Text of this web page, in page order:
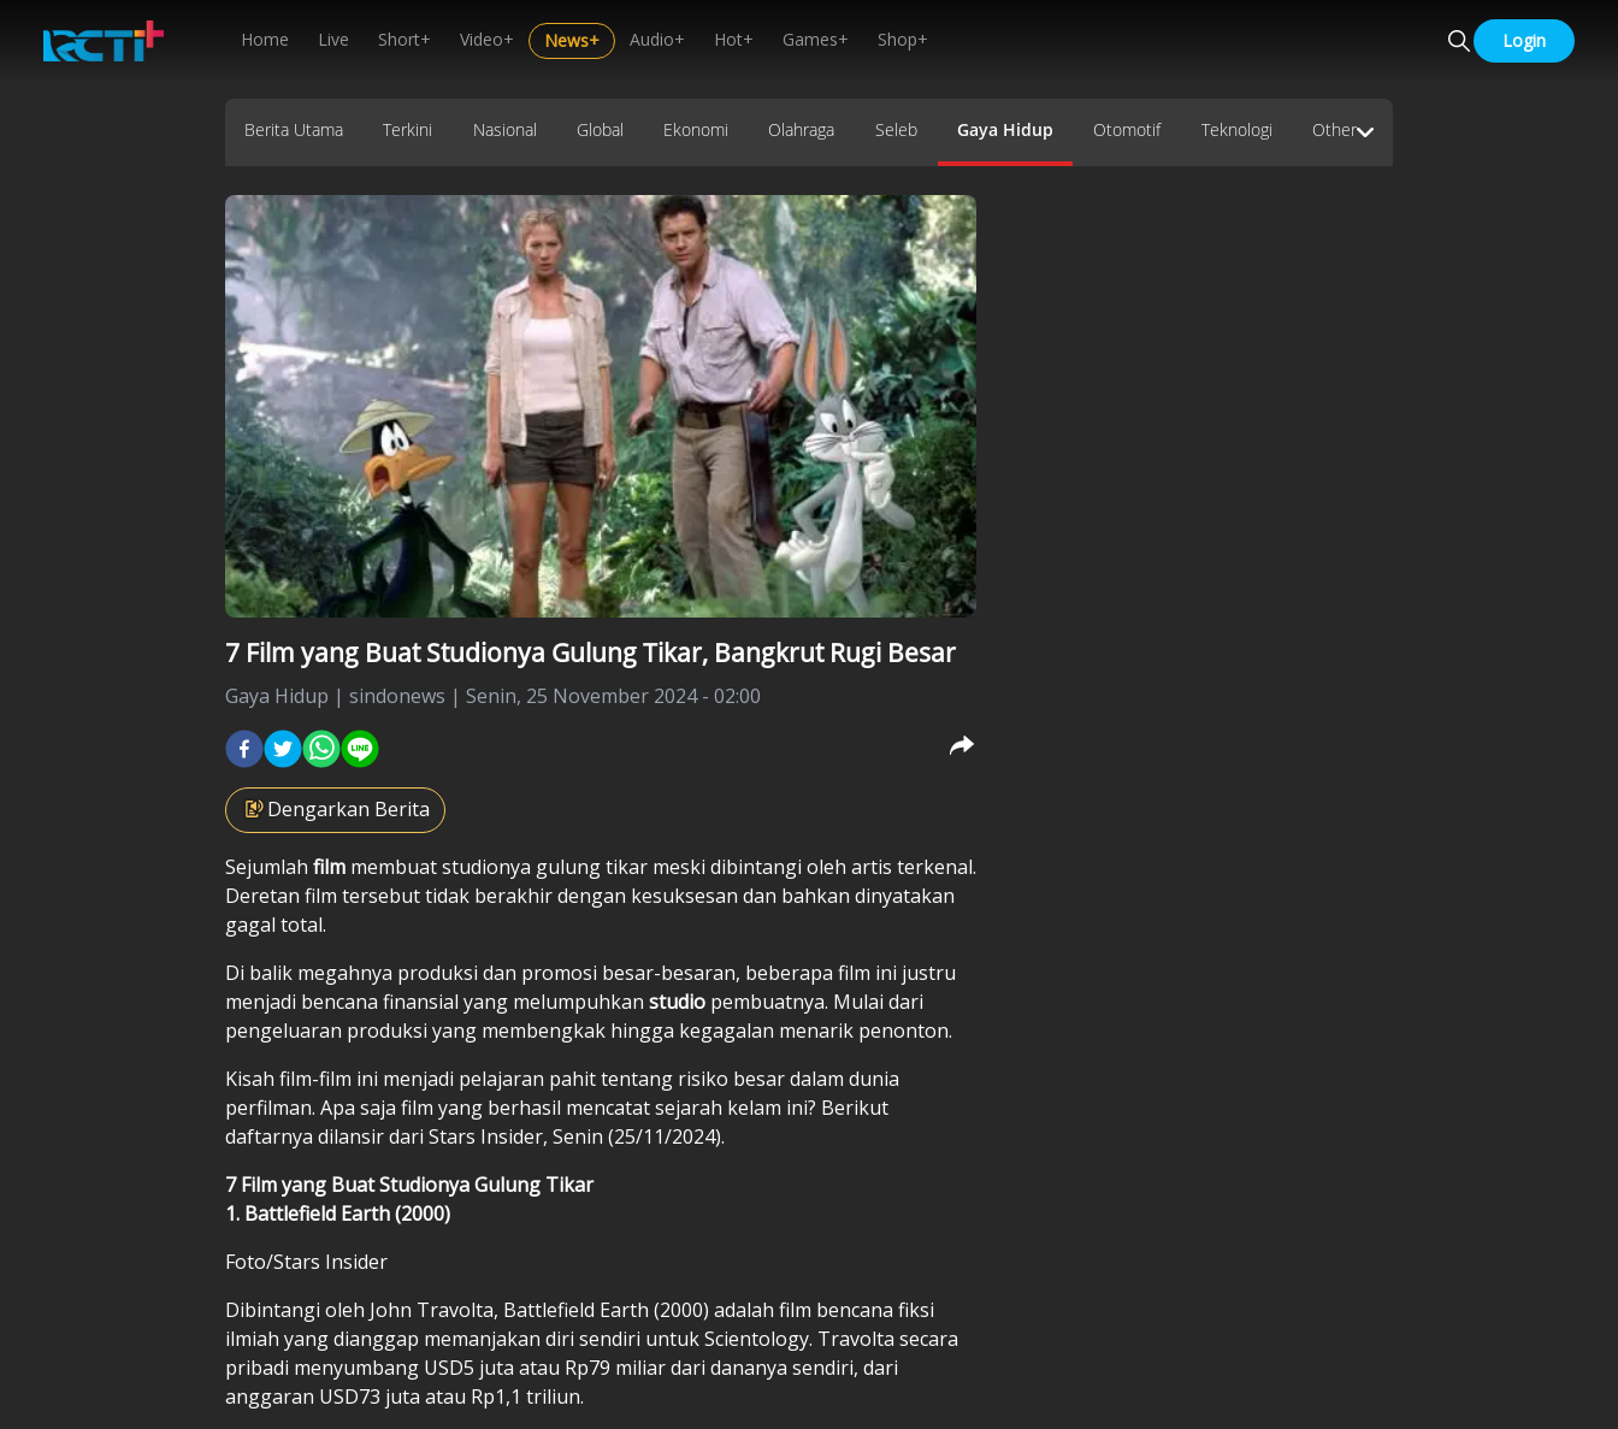
Home Live Short+ Video+ News+ Audio+ Hot+ Games+ Shop+ Login
Berita Utama Terkini Nasional Global Ekonomi Olahraga Seleb Gaya Hidup Otomotif Teknologi Other
7 Film yang Buat Studionya Gulung Tikar, Bangkrut Rugi Besar
Gaya Hidup | sindonews | Senin, 25 November 2024 - 02:00
Dengarkan Berita
Sejumlah film membuat studionya gulung tikar meski dibintangi oleh artis terkenal.
Deretan film tersebut tidak berakhir dengan kesuksesan dan bahkan dinyatakan
gagal total.
Di balik megahnya produksi dan promosi besar-besaran, beberapa film ini justru
menjadi bencana finansial yang melumpuhkan studio pembuatnya. Mulai dari
pengeluaran produksi yang membengkak hingga kegagalan menarik penonton.
Kisah film-film ini menjadi pelajaran pahit tentang risiko besar dalam dunia
perfilman. Apa saja film yang berhasil mencatat sejarah kelam ini? Berikut
daftarnya dilansir dari Stars Insider, Senin (25/11/2024).
7 Film yang Buat Studionya Gulung Tikar
1. Battlefield Earth (2000)
Foto/Stars Insider
Dibintangi oleh John Travolta, Battlefield Earth (2000) adalah film bencana fiksi
ilmiah yang dianggap memanjakan diri sendiri untuk Scientology. Travolta secara
pribadi menyumbang USD5 juta atau Rp79 miliar dari dananya sendiri, dari
anggaran USD73 juta atau Rp1,1 triliun.